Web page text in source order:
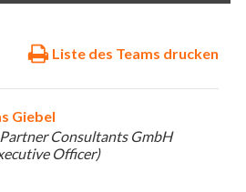
Liste des Teams drucken
Giebel
Consultants GmbH
Officer)